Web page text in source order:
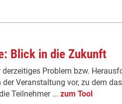
Blick in die Zukunft
Problem bzw.
Veranstaltung vor, zu dem
Teilnehmer ... zum Tool